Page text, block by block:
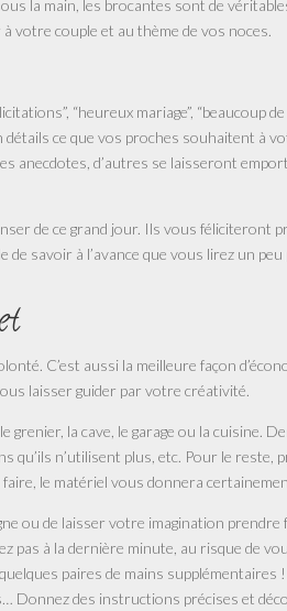
la main, les brocantes sont de
votre couple et au thème de vos noces.
“heureux mariage”, “beaucoup de
ce que vos proches souhaitent à
anecdotes, d’autres se laisseront
de ce grand jour. Ils vous féliciteront
savoir à l’avance que vous lirez un peu
C’est aussi la meilleure façon
laisser guider par votre créativité.
la cave, le garage ou la cuisine.
qu’ils n’utilisent plus, etc. Pour le reste,
le matériel vous donnera
ou de laisser votre imagination prendre
pas à la dernière minute, au risque de
paires de mains supplémentaires
Donnez des instructions précises et